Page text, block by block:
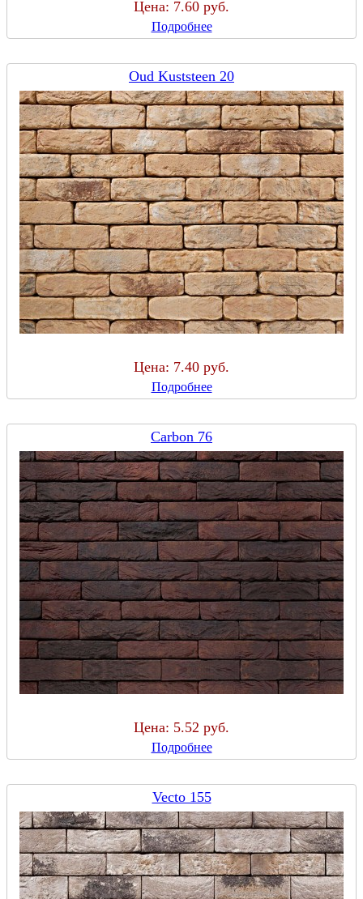
Цена: 7.60 руб.
Подробнее
Oud Kuststeen 20
Цена: 7.40 руб.
Подробнее
Carbon 76
Цена: 5.52 руб.
Подробнее
Vecto 155